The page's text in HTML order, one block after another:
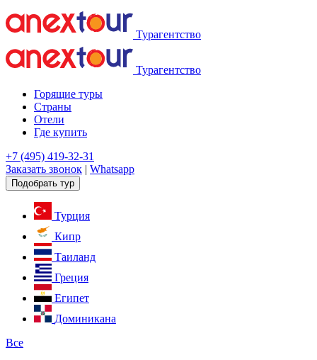
Турагентство
Турагентство
Горящие туры
Страны
Отели
Где купить
+7 (495) 419-32-31
Заказать звонок | Whatsapp
Подобрать тур
Турция
Кипр
Таиланд
Греция
Египет
Доминикана
Все